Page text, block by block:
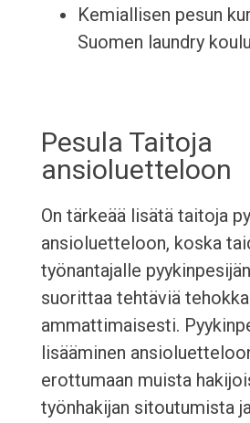
Kemiallisen pesun
Suomen laundry
Pesula Taitoja
ansioluetteloon
On tärkeää lisätä taitoja
ansioluetteloon, koska
työnantajalle
suorittaa tehtäviä
ammattimaisesti.
lisääminen
erottumaan muista
työnhakijan sitoutumista